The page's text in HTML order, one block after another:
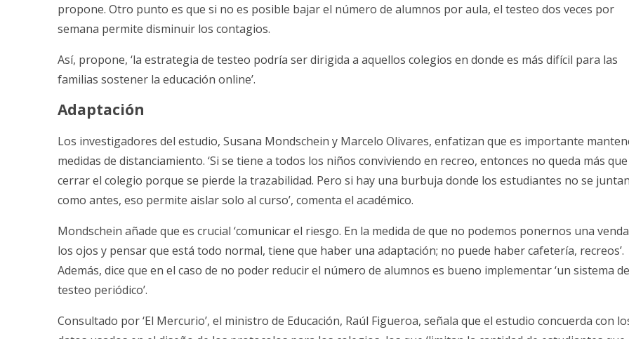
propone. Otro punto es que si no es posible bajar el número de alumnos por aula, el testeo dos veces por
semana permite disminuir los contagios.
Así, propone, ‘la estrategia de testeo podría ser dirigida a aquellos colegios en donde es más difícil para las
familias sostener la educación online’.
Adaptación
Los investigadores del estudio, Susana Mondschein y Marcelo Olivares, enfatizan que es importante
medidas de distanciamiento. ‘Si se tiene a todos los niños conviviendo en recreo, entonces no queda más que
cerrar el colegio porque se pierde la trazabilidad. Pero si hay una burbuja donde los estudiantes no se juntan
como antes, eso permite aislar solo al curso’, comenta el académico.
Mondschein añade que es crucial ‘comunicar el riesgo. En la medida de que no podemos ponernos una
los ojos y pensar que está todo normal, tiene que haber una adaptación; no puede haber cafetería, recreos’.
Además, dice que en el caso de no poder reducir el número de alumnos es bueno implementar ‘un sistema de
testeo periódico’.
Consultado por ‘El Mercurio’, el ministro de Educación, Raúl Figueroa, señala que el estudio concuerda con